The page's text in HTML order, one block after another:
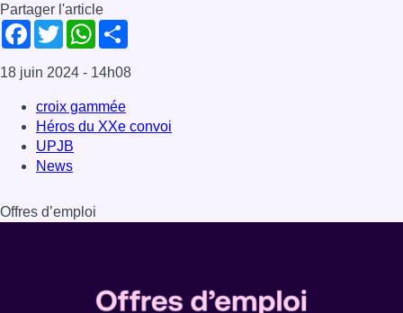
Partager l'article
Facebook
TwitterWhatsApp
18 juin 2024 - 14h08
croix gammée
Héros du XXe convoi
UPJB
News
Offres d’emploi